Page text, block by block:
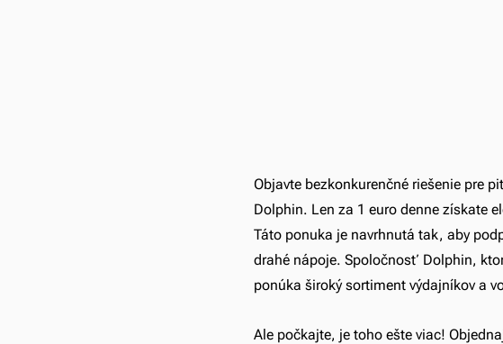
Objavte bezkonkurenčné riešenie pre
Dolphin. Len za 1 euro denne získate
Táto ponuka je navrhnutá tak, aby
drahé nápoje. Spoločnosť Dolphin,
ponúka široký sortiment výdajníkov a
Ale počkajte, je toho ešte viac!